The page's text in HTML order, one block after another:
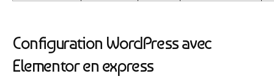
Configuration WordPress avec
Elementor en express